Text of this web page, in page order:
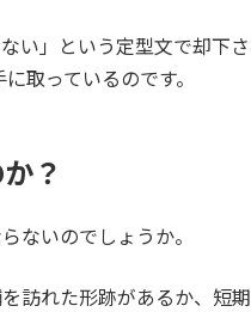
い」という定型文で却
取っているのです。
？
ないのでしょうか。
れた形跡があるか、短